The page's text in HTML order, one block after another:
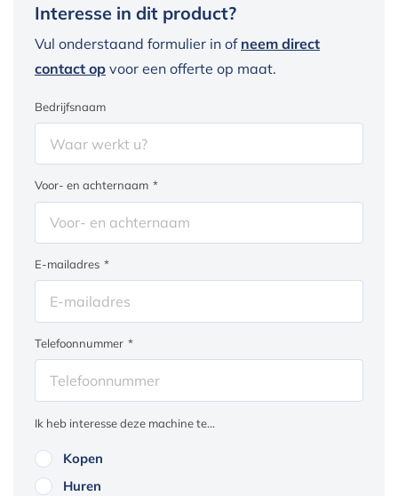
Interesse in dit product?
Vul onderstaand formulier in of neem direct
contact op voor een offerte op maat.
Bedrijfsnaam
Voor- en achternaam *
E-mailadres *
Telefoonnummer *
Ik heb interesse deze machine te...
Kopen
Huren